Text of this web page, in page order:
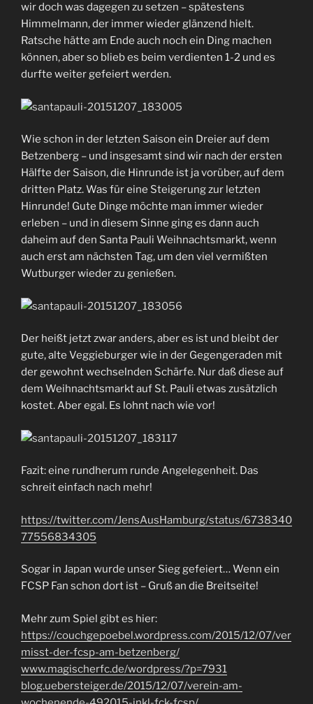
wir doch was dagegen zu setzen – spätestens
Himmelmann, der immer wieder glänzend hielt.
Ratsche hätte am Ende auch noch ein Ding machen
können, aber so blieb es beim verdienten 1-2 und es
durfte weiter gefeiert werden.
Wie schon in der letzten Saison ein Dreier auf dem
Betzenberg – und insgesamt sind wir nach der ersten
Hälfte der Saison, die Hinrunde ist ja vorüber, auf dem
dritten Platz. Was für eine Steigerung zur letzten
Hinrunde! Gute Dinge möchte man immer wieder
erleben – und in diesem Sinne ging es dann auch
daheim auf den Santa Pauli Weihnachtsmarkt, wenn
auch erst am nächsten Tag, um den viel vermißten
Wutburger wieder zu genießen.
Der heißt jetzt zwar anders, aber es ist und bleibt der
gute, alte Veggieburger wie in der Gegengeraden mit
der gewohnt wechselnden Schärfe. Nur daß diese auf
dem Weihnachtsmarkt auf St. Pauli etwas zusätzlich
kostet. Aber egal. Es lohnt nach wie vor!
Fazit: eine rundherum runde Angelegenheit. Das
schreit einfach nach mehr!
https://twitter.com/JensAusHamburg/status/6738340
77556834305
Sogar in Japan wurde unser Sieg gefeiert… Wenn ein
FCSP Fan schon dort ist – Gruß an die Breitseite!
Mehr zum Spiel gibt es hier:
https://couchgepoebel.wordpress.com/2015/12/07/ver
misst-der-fcsp-am-betzenberg/
www.magischerfc.de/wordpress/?p=7931
blog.uebersteiger.de/2015/12/07/verein-am-